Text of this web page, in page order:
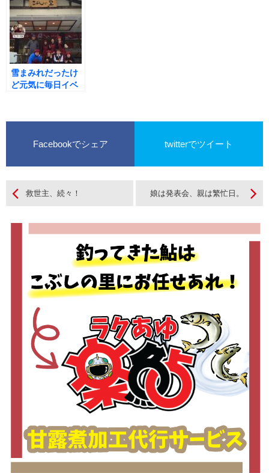
雪まみれだったけ
ど元気に毎日イベ
Facebookでシェア twitterでツイート
救世主、続々！ 娘は発表会、親は繁忙日。